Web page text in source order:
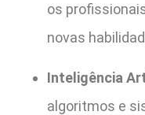
os
novas
Inteligência
algoritmos e